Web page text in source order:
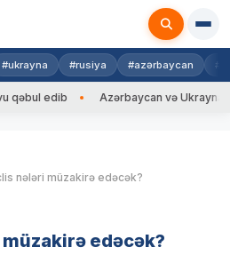
#ukrayna #rusiya #azərbaycan
edib Azərbaycan və Ukrayna XİN
nələri müzakirə edəcək?
edəcək?